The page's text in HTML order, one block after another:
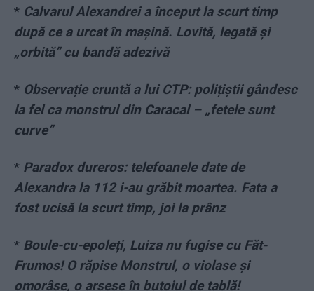
* Calvarul Alexandrei a început la scurt timp
după ce a urcat în mașină. Lovită, legată și
„orbită” cu bandă adezivă
* Observație cruntă a lui CTP: polițiștii gândesc
la fel ca monstrul din Caracal – „fetele sunt
curve”
* Paradox dureros: telefoanele date de
Alexandra la 112 i-au grăbit moartea. Fata a
fost ucisă la scurt timp, joi la prânz
* Boule-cu-epoleți, Luiza nu fugise cu Făt-
Frumos! O răpise Monstrul, o violase și
omorâse, o arsese în butoiul de tablă!